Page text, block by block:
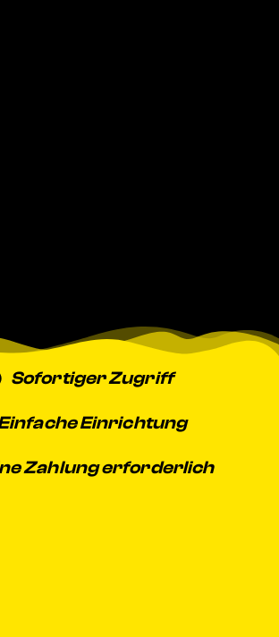
Sofortiger Zugriff
Einrichtung
Zahlung erforderlich